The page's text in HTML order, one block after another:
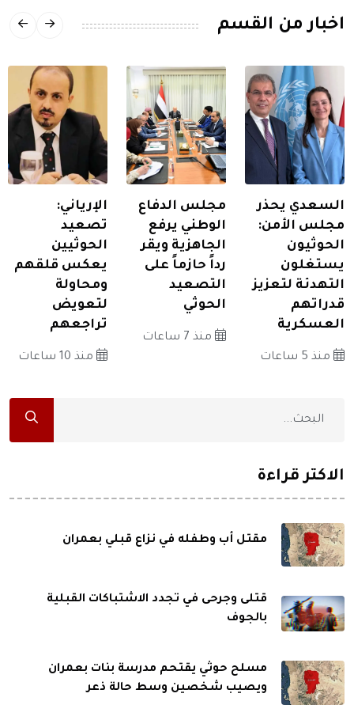
اخبار من القسم
السعدي يحذر
مجلس الأمن:
الحوثيون
يستغلون
التهدئة لتعزيز
قدراتهم
العسكرية
منذ 5 ساعات
مجلس الدفاع
الوطني يرفع
الجاهزية ويقر
رداً حازماً على
التصعيد
الحوثي
منذ 7 ساعات
الإرياني:
تصعيد
الحوثيين
يعكس قلقهم
ومحاولة
لتعويض
تراجعهم
منذ 10 ساعات
الاكثر قراءة
مقتل أب وطفله في نزاع قبلي بعمران
قتلى وجرحى في تجدد الاشتباكات القبلية
بالجوف
مسلح حوثي يقتحم مدرسة بنات بعمران
ويصيب شخصين وسط حالة ذعر